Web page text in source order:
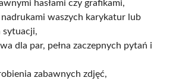
hasłami czy grafikami,
nadrukami waszych karykatur lub
sytuacji,
dla par, pełna zaczepnych pytań i
zabawnych zdjęć,